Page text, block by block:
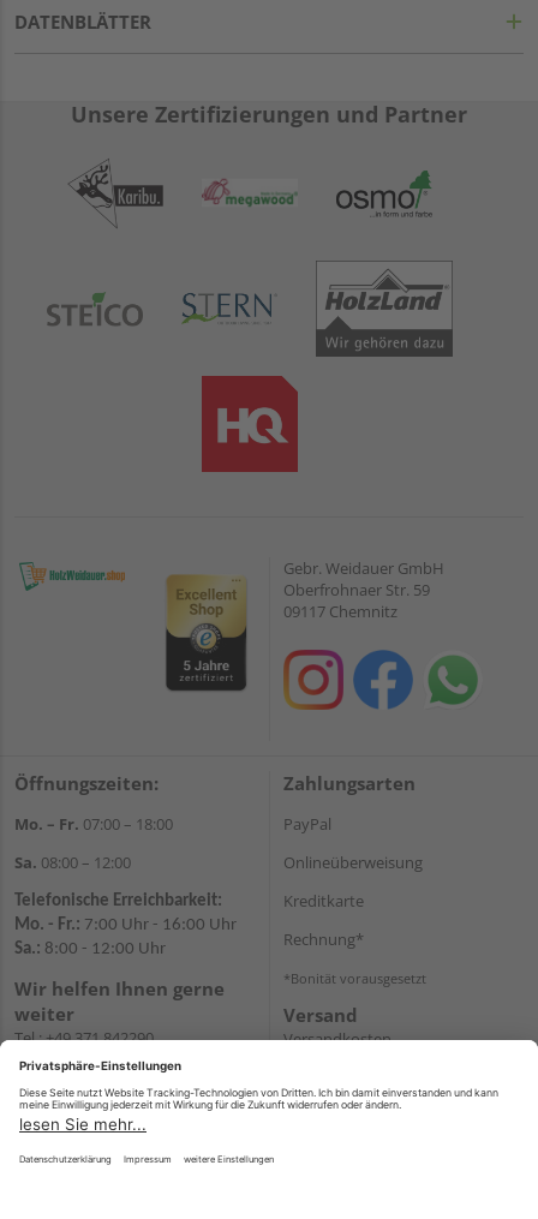
DATENBLÄTTER
Unsere Zertifizierungen und Partner
Gebr. Weidauer GmbH
Oberfrohnaer Str. 59
09117 Chemnitz
Öffnungszeiten:
Mo. – Fr. 07:00 – 18:00
Sa. 08:00 – 12:00
Telefonische Erreichbarkeit:
Mo. - Fr.: 7:00 Uhr - 16:00 Uhr
Sa.: 8:00 - 12:00 Uhr
Wir helfen Ihnen gerne
weiter
Tel.:+49 371 842290
E-
WhatsApp
Zahlungsarten
PayPal
Onlineüberweisung
Kreditkarte
Rechnung*
*Bonität vorausgesetzt
Versand
Versandkosten